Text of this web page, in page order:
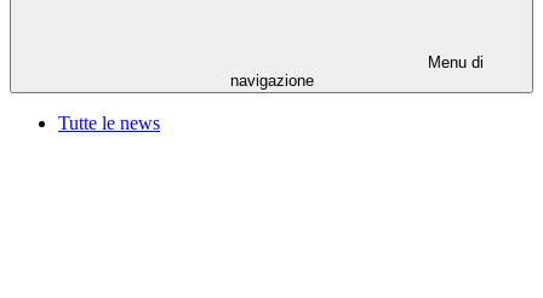
Menu di
navigazione
Tutte le news